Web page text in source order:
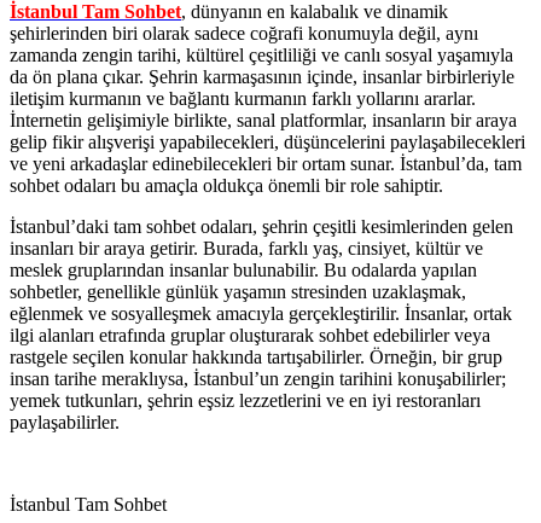
İstanbul Tam Sohbet, dünyanın en kalabalık ve dinamik
şehirlerinden biri olarak sadece coğrafi konumuyla değil, aynı
zamanda zengin tarihi, kültürel çeşitliliği ve canlı sosyal yaşamıyla
da ön plana çıkar. Şehrin karmaşasının içinde, insanlar birbirleriyle
iletişim kurmanın ve bağlantı kurmanın farklı yollarını ararlar.
İnternetin gelişimiyle birlikte, sanal platformlar, insanların bir araya
gelip fikir alışverişi yapabilecekleri, düşüncelerini paylaşabilecekleri
ve yeni arkadaşlar edinebilecekleri bir ortam sunar. İstanbul’da, tam
sohbet odaları bu amaçla oldukça önemli bir role sahiptir.
İstanbul’daki tam sohbet odaları, şehrin çeşitli kesimlerinden gelen
insanları bir araya getirir. Burada, farklı yaş, cinsiyet, kültür ve
meslek gruplarından insanlar bulunabilir. Bu odalarda yapılan
sohbetler, genellikle günlük yaşamın stresinden uzaklaşmak,
eğlenmek ve sosyalleşmek amacıyla gerçekleştirilir. İnsanlar, ortak
ilgi alanları etrafında gruplar oluşturarak sohbet edebilirler veya
rastgele seçilen konular hakkında tartışabilirler. Örneğin, bir grup
insan tarihe meraklıysa, İstanbul’un zengin tarihini konuşabilirler;
yemek tutkunları, şehrin eşsiz lezzetlerini ve en iyi restoranları
paylaşabilirler.
İstanbul Tam Sohbet